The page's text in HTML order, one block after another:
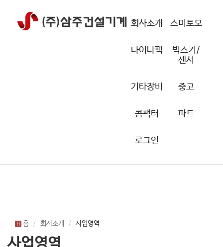
회사소개 스미토모
다이나팩
빅스키/
센서
기타장비 중고
콤팩터 파트
로그인
홈 회사소개 사업영역